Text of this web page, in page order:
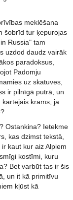
meklēšana
šobrīd tur ķepurojas
Russia" tam
uzdod daudz vairāk
paradoksus,
Padomju
uz skatuves,
ir pilnīgā putrā, un
krāms, ja
Ostankina? Ietekme
kas dzimst tekstā,
kaut kur aiz Alpiem
kostīmi, kuru
Bet varbūt tas ir šis
un it kā primitīvu
kļūst kā